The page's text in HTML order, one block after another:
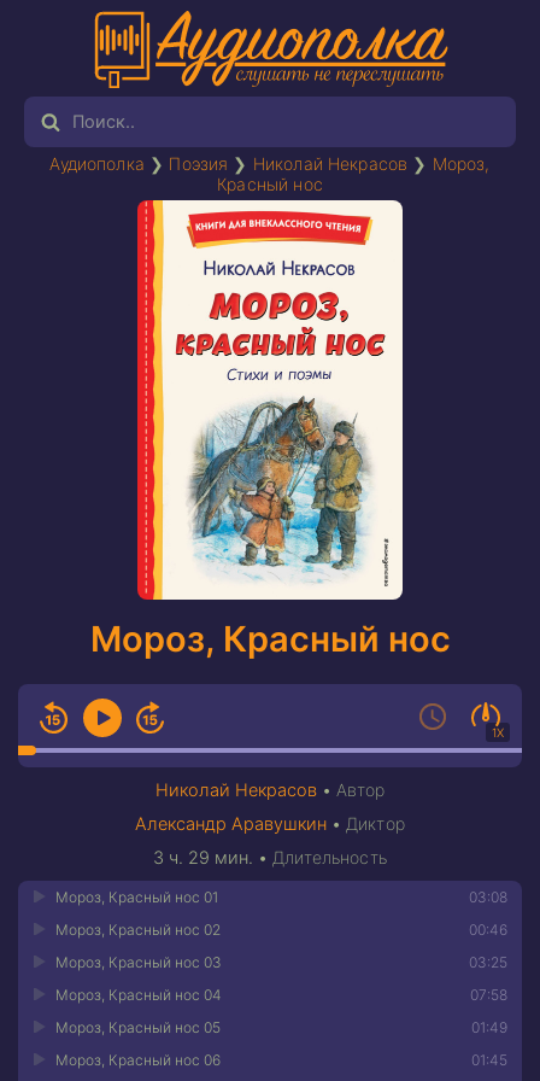
Аудиополка ❯ Поэзия ❯ Николай Некрасов ❯ Мороз,
Красный нос
Мороз, Красный нос
1X
Николай Некрасов • Автор
Александр Аравушкин • Диктор
3 ч. 29 мин. • Длительность
03:08
Мороз, Красный нос 01
00:46
Мороз, Красный нос 02
03:25
Мороз, Красный нос 03
07:58
Мороз, Красный нос 04
01:49
Мороз, Красный нос 05
01:45
Мороз, Красный нос 06